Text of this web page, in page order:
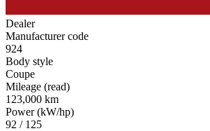
Dealer
Manufacturer code
924
Body style
Coupe
Mileage (read)
123,000 km
Power (kW/hp)
92 / 125